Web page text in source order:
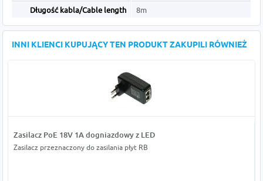
Długość kabla/Cable length 8m
INNI KLIENCI KUPUJĄCY TEN PRODUKT ZAKUPILI RÓWNIEŻ
Zasilacz PoE 18V 1A dogniazdowy z LED
Zasilacz przeznaczony do zasilania płyt RB